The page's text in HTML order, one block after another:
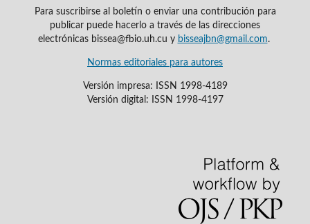
Para suscribirse al boletín o enviar una contribución para
publicar puede hacerlo a través de las direcciones
electrónicas bissea@fbio.uh.cu y bisseajbn@gmail.com.
Normas editoriales para autores
Versión impresa: ISSN 1998-4189
Versión digital: ISSN 1998-4197